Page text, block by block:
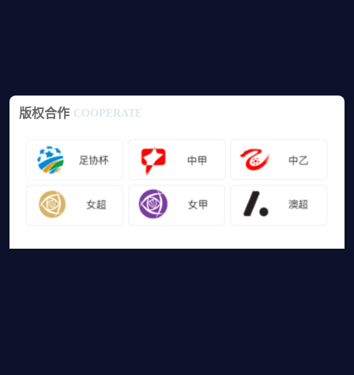
版权合作 COOPERATE